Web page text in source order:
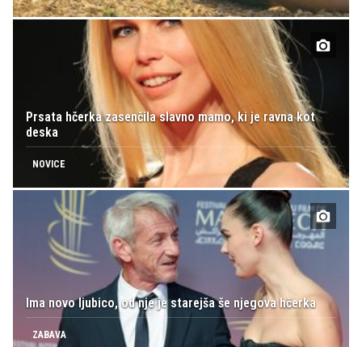
Prsata hčerka zasenčila slavno mamo, ki je ravna kot
deska
NOVICE
Ima novo ljubico, od nje je starejša še njegova hčerka
ZABAVA